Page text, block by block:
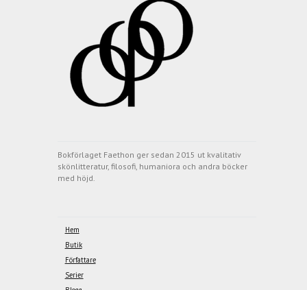
Bokförlaget Faethon ger sedan 2015 ut kvalitativ
skönlitteratur, filosofi, humaniora och andra böcker
med höjd.
Hem
Butik
Författare
Serier